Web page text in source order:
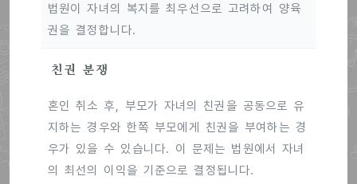
법원이 자녀의 복지를 최우선으로 고려하여 양육
권을 결정합니다.
친권 분쟁
혼인 취소 후, 부모가 자녀의 친권을 공동으로 유
지하는 경우와 한쪽 부모에게 친권을 부여하는 경
우가 있을 수 있습니다. 이 문제는 법원에서 자녀
의 최선의 이익을 기준으로 결정됩니다.